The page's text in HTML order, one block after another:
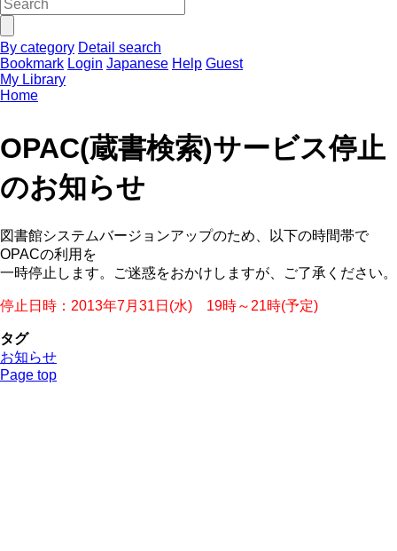
By category Detail search
Bookmark Login Japanese Help Guest
My Library
Home
OPAC(蔵書検索)サービス停止
のお知らせ
図書館システムバージョンアップのため、以下の時間帯で
OPACの利用を
一時停止します。ご迷惑をおかけしますが、ご了承ください。
停止日時：2013年7月31日(水) 19時～21時(予定)
タグ
お知らせ
Page top